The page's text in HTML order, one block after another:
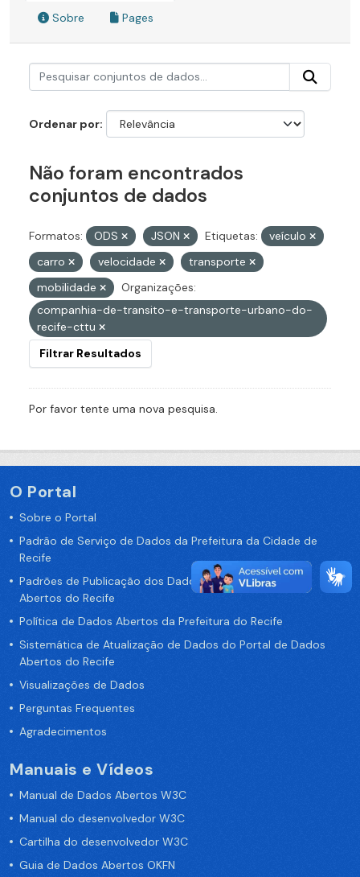
Sobre Pages
Ordenar por
Não foram encontrados
conjuntos de dados
Formatos: ODS JSON Etiquetas:
veículo
carro
velocidade
transporte
mobilidade
Organizações:
companhia-de-transito-e-transporte-urbano-do-
recife-cttu
Filtrar Resultados
Por favor tente uma nova pesquisa.
O Portal
Sobre o Portal
Padrão de Serviço de Dados da Prefeitura da Cidade de
Recife
Padrões de Publicação dos Dados no Portal de Dados
Abertos do Recife
Política de Dados Abertos da Prefeitura do Recife
Sistemática de Atualização de Dados do Portal de Dados
Abertos do Recife
Visualizações de Dados
Perguntas Frequentes
Agradecimentos
Manuais e Vídeos
Manual de Dados Abertos W3C
Manual do desenvolvedor W3C
Cartilha do desenvolvedor W3C
Guia de Dados Abertos OKFN